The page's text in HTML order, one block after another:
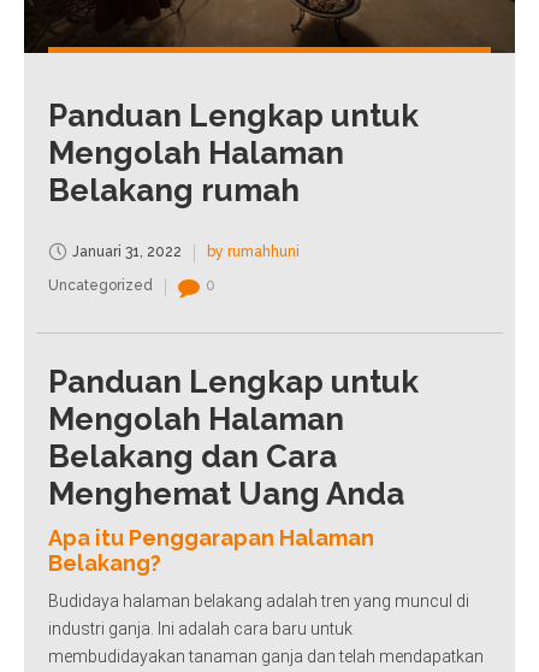
Panduan Lengkap untuk
Mengolah Halaman
Belakang rumah
Januari 31, 2022
by rumahhuni
Uncategorized
0
Panduan Lengkap untuk
Mengolah Halaman
Belakang dan Cara
Menghemat Uang Anda
Apa itu Penggarapan Halaman
Belakang?
Budidaya halaman belakang adalah tren yang muncul di
industri ganja. Ini adalah cara baru untuk
membudidayakan tanaman ganja dan telah mendapatkan